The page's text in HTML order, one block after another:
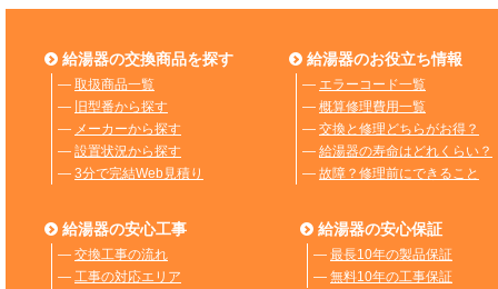
給湯器の交換商品を探す
― 取扱商品一覧
― 旧型番から探す
― メーカーから探す
― 設置状況から探す
― 3分で完結Web見積り
給湯器のお役立ち情報
― エラーコード一覧
― 概算修理費用一覧
― 交換と修理どちらがお得？
― 給湯器の寿命はどれくらい？
― 故障？修理前にできること
給湯器の安心工事
― 交換工事の流れ
― 工事の対応エリア
給湯器の安心保証
― 最長10年の製品保証
― 無料10年の工事保証